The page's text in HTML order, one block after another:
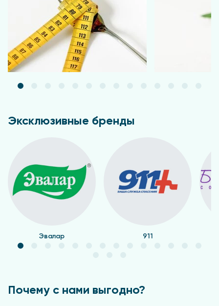
Эксклюзивные бренды
Эвалар 911
Почему с нами выгодно?